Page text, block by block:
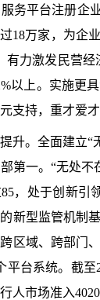
务平台注册企
18万家，为企
有力激发民营
以上。实施更
支持，重才爱
。全面建立“无
第一。“无处不
，处于创新引
新型监管机制
区域、跨部门
平台系统。截
人市场准入